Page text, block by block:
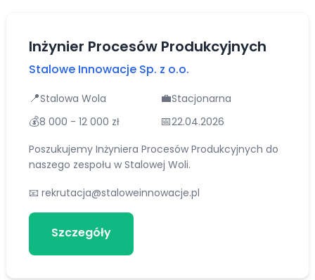
Inżynier Procesów Produkcyjnych
Stalowe Innowacje Sp. z o.o.
📍Stalowa Wola 💼Stacjonarna
💰8 000 - 12 000 zł 📅22.04.2026
Poszukujemy Inżyniera Procesów Produkcyjnych do
naszego zespołu w Stalowej Woli.
📧 rekrutacja@staloweinnowacje.pl
Szczegóły